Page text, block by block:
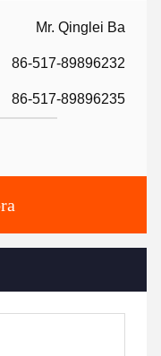
Mr. Qinglei Ba
86-517-89896232
86-517-89896235